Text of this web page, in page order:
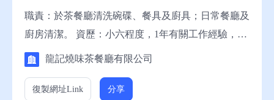
職責：於茶餐廳清洗碗碟、餐具及廚具；日常餐廳及
廚房清潔。 資歷：小六程度，1年有關工作經驗，一
般粵語，一般英語，一般中文讀寫，略懂英文讀寫。
服務熱線安排轉介。 備註：這是補充勞工優化計劃
龍記燒味茶餐廳有限公司
復製網址Link 分享